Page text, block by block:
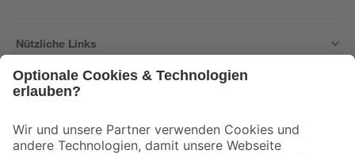
Nützliche Links
Der toom Newsletter: Keine Angebote und Aktionen mehr verpassen!